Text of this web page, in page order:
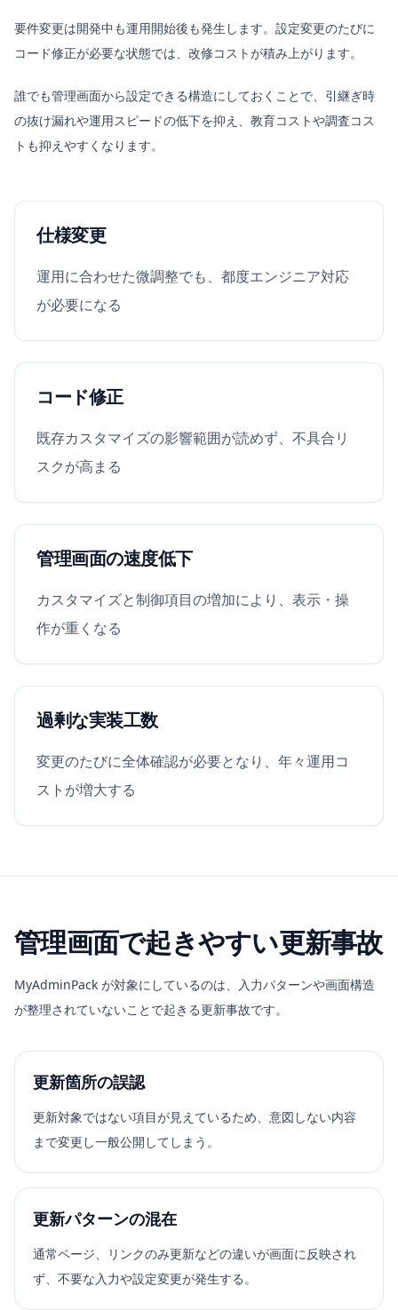
要件変更は開発中も運用開始後も発生します。設定変更のたびに
コード修正が必要な状態では、改修コストが積み上がります。
誰でも管理画面から設定できる構造にしておくことで、引継ぎ時
の抜け漏れや運用スピードの低下を抑え、教育コストや調査コス
トも抑えやすくなります。
仕様変更
運用に合わせた微調整でも、都度エンジニア対応
が必要になる
コード修正
既存カスタマイズの影響範囲が読めず、不具合リ
スクが高まる
管理画面の速度低下
カスタマイズと制御項目の増加により、表示・操
作が重くなる
過剰な実装工数
変更のたびに全体確認が必要となり、年々運用コ
ストが増大する
管理画面で起きやすい更新事故
MyAdminPack が対象にしているのは、入力パターンや画面構造
が整理されていないことで起きる更新事故です。
更新箇所の誤認
更新対象ではない項目が見えているため、意図しない内容
まで変更し一般公開してしまう。
更新パターンの混在
通常ページ、リンクのみ更新などの違いが画面に反映され
ず、不要な入力や設定変更が発生する。